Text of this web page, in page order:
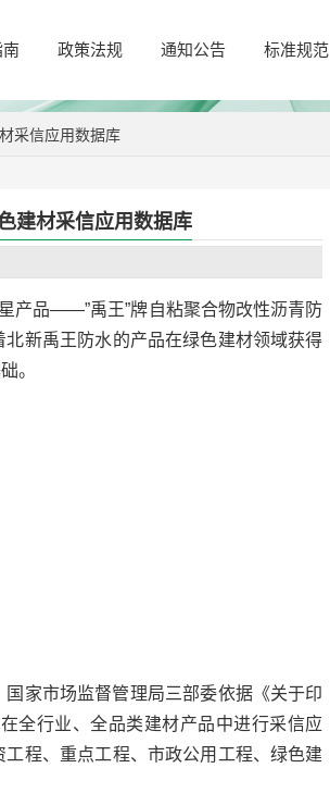
政策法规 通知公告 标准规范
采信应用数据库
建材采信应用数据库
产品——”禹王”牌自粘聚合物改性沥青防
新禹王防水的产品在绿色建材领域获得
。
家市场监督管理局三部委依据《关于印
全行业、全品类建材产品中进行采信应
程、重点工程、市政公用工程、绿色建